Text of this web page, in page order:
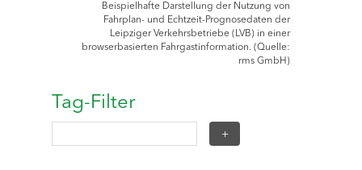
Beispielhafte Darstellung der Nutzung von
Fahrplan- und Echtzeit-Prognosedaten der
Leipziger Verkehrsbetriebe (LVB) in einer
browserbasierten Fahrgastinformation. (Quelle:
rms GmbH)
Tag-Filter